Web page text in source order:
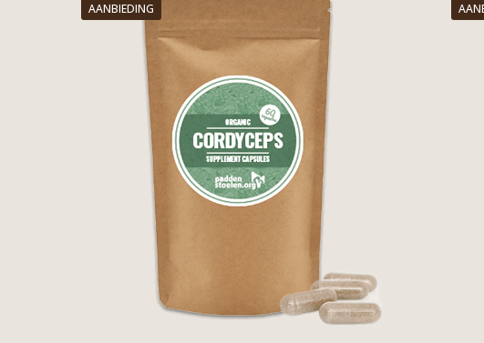
AANBIEDING